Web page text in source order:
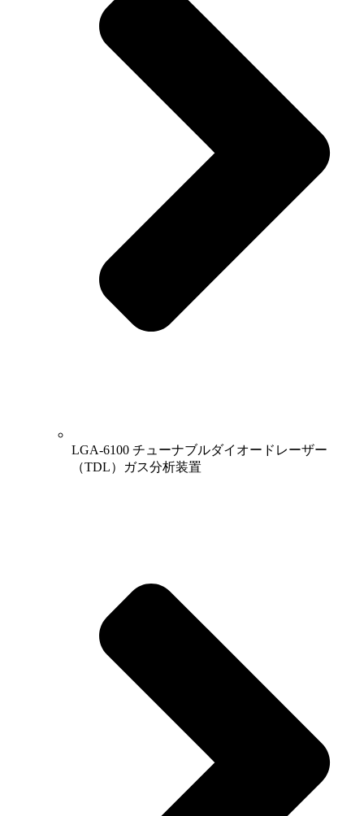
LGA-6100 チューナブルダイオードレーザー
（TDL）ガス分析装置